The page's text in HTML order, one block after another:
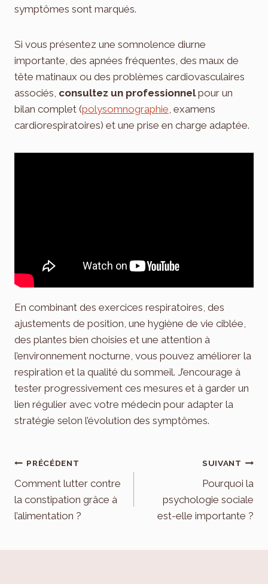
symptômes sont marqués.
Si vous présentez une somnolence diurne
importante, des apnées fréquentes, des maux de
tête matinaux ou des problèmes cardiovasculaires
associés, consultez un professionnelpour un
bilan complet (polysomnographie, examens
cardiorespiratoires) et une prise en charge adaptée.
En combinant des exercices respiratoires, des
ajustements de position, une hygiène de vie ciblée,
des plantes bien choisies et une attention à
l’environnement nocturne, vous pouvez améliorer la
respiration et la qualité du sommeil. J’encourage à
tester progressivement ces mesures et à garder un
lien régulier avec votre médecin pour adapter la
stratégie selon l’évolution des symptômes.
Navigation
de
l’article
PRÉCÉDENT
Comment lutter contre
la constipation grâce à
l’alimentation ?
SUIVANT
Pourquoi la
psychologie sociale
est-elle importante ?